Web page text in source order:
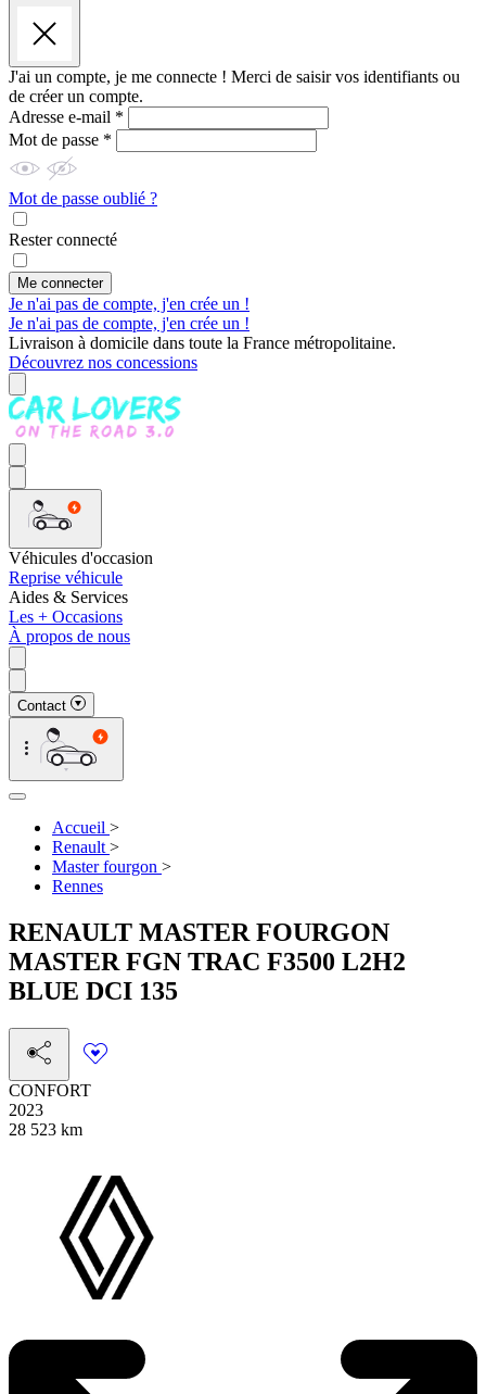
J'ai un compte, je me connecte ! Merci de saisir vos identifiants ou
de créer un compte.
Adresse e-mail *
Mot de passe *
Mot de passe oublié ?
Rester connecté
Me connecter
Je n'ai pas de compte, j'en crée un !
Je n'ai pas de compte, j'en crée un !
Livraison à domicile dans toute la France métropolitaine.
Découvrez nos concessions
Véhicules d'occasion
Reprise véhicule
Aides & Services
Les + Occasions
À propos de nous
Contact
Accueil >
Renault >
Master fourgon >
Rennes
RENAULT MASTER FOURGON
MASTER FGN TRAC F3500 L2H2
BLUE DCI 135
CONFORT
2023
28 523 km